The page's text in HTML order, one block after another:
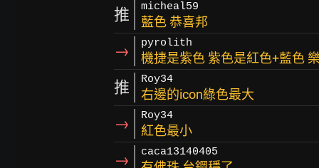
推 micheal59
藍色 恭喜邦
→ pyrolith
機捷是紫色 紫色是紅色+藍色
推 Roy34
右邊的icon綠色最大
→ Roy34
紅色最小
→ caca13140405